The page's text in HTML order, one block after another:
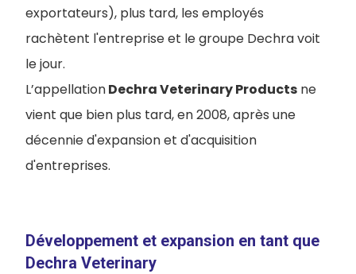
exportateurs), plus tard, les employés
rachètent l'entreprise et le groupe Dechra voit
le jour.
L’appellationDechra Veterinary Products ne
vient que bien plus tard, en 2008, après une
décennie d'expansion et d'acquisition
d'entreprises.
Développement et expansion en tant que
Dechra Veterinary